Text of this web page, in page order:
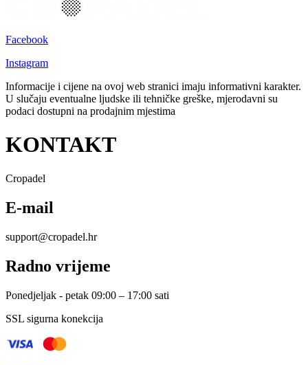
Facebook
Instagram
Informacije i cijene na ovoj web stranici imaju informativni karakter.
U slučaju eventualne ljudske ili tehničke greške, mjerodavni su
podaci dostupni na prodajnim mjestima
KONTAKT
Cropadel
E-mail
support@cropadel.hr
Radno vrijeme
Ponedjeljak - petak 09:00 – 17:00 sati
SSL sigurna konekcija